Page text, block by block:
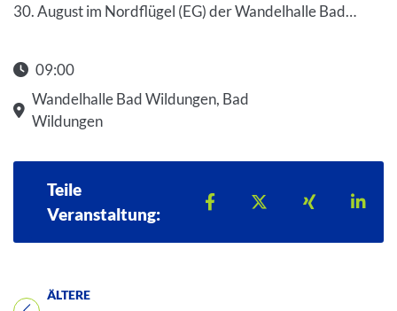
30. August im Nordflügel (EG) der Wandelhalle Bad…
09:00
Wandelhalle Bad Wildungen, Bad
Wildungen
Teile
Veranstaltung:
Teilen auf Facebook
Teilen auf X
Teilen auf
ÄLTERE